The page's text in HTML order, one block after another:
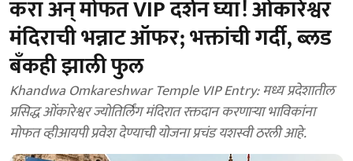
करा अन् मोफत VIP दर्शन घ्या! ओंकारेश्वर
मंदिराची भन्नाट ऑफर; भक्तांची गर्दी, ब्लड
बँकही झाली फुल
Khandwa Omkareshwar Temple VIP Entry: मध्य प्रदेशातील
प्रसिद्ध ओंकारेश्वर ज्योतिर्लिंग मंदिरात रक्तदान करणाऱ्या भाविकांना
मोफत व्हीआयपी प्रवेश देण्याची योजना प्रचंड यशस्वी ठरली आहे.